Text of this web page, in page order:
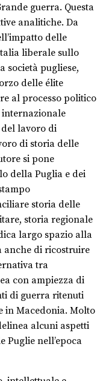
guerra. Questa
analitiche. Da
delle
liberale sullo
società pugliese,
delle élite
al processo politico
internazionale
lavoro di
di storia delle
si pone
della Puglia e dei
storia delle
storia regionale
largo spazio alla
anche di ricostruire
tra
con ampiezza di
di guerra ritenuti
in Macedonia. Molto
alcuni aspetti
Puglie nell’epoca